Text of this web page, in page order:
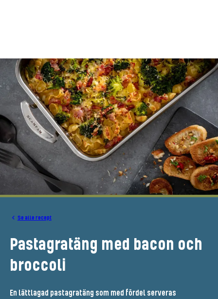
Se alle recept
Pastagratäng med bacon och
broccoli
En lättlagad pastagratäng som med fördel serveras